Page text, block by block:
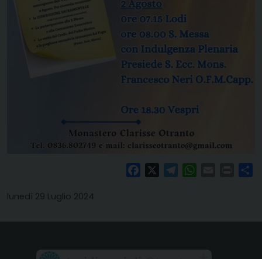
FacebookTelegramWhatsAppPrint
lunedì 29 Luglio 2024